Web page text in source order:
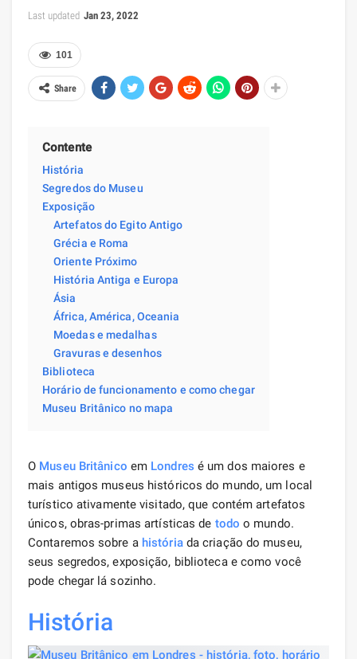
Last updated Jan 23, 2022
101
Share
Contente
História
Segredos do Museu
Exposição
Artefatos do Egito Antigo
Grécia e Roma
Oriente Próximo
História Antiga e Europa
Ásia
África, América, Oceania
Moedas e medalhas
Gravuras e desenhos
Biblioteca
Horário de funcionamento e como chegar
Museu Britânico no mapa
O Museu Britânico em Londres é um dos maiores e
mais antigos museus históricos do mundo, um local
turístico ativamente visitado, que contém artefatos
únicos, obras-primas artísticas de todo o mundo.
Contaremos sobre a históriada criação do museu,
seus segredos, exposição, biblioteca e como você
pode chegar lá sozinho.
História